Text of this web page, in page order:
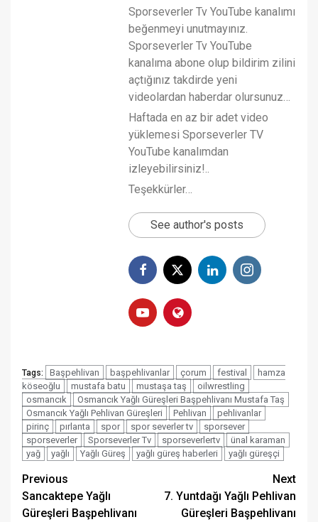
Sporseverler Tv YouTube kanalımı
beğenmeyi unutmayınız.
Sporseverler Tv YouTube
kanalıma abone olup bildirim zilini
açtığınız takdirde yeni
videolardan haberdar olursunuz…
Haftada en az bir adet video
yüklemesi Sporseverler TV
YouTube kanalımdan
izleyebilirsiniz!..
Teşekkürler…
See author's posts
Tags: Başpehlivan başpehlivanlar çorum festival
hamza
köseoğlu
mustafa batu mustaşa taş
oilwrestling
osmancık
Osmancık Yağlı Güreşleri Başpehlivanı Mustafa Taş
Osmancık Yağlı Pehlivan Güreşleri
Pehlivan
pehlivanlar
pirinç
pırlanta spor spor severler tv
sporsever
sporseverler
Sporseverler Tv sporseverlertv
ünal karaman
yağ
yağlı Yağlı Güreş yağlı güreş haberleri yağlı güreşçi
Post
navigation
Previous
Sancaktepe Yağlı
Güreşleri Başpehlivanı
Next
7. Yuntdağı Yağlı Pehlivan
Güreşleri Başpehlivanı